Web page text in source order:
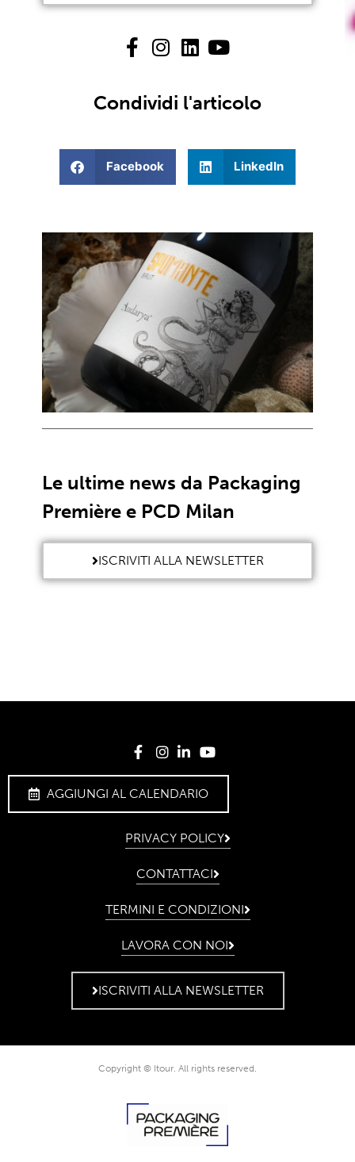
Condividi l'articolo
Facebook LinkedIn
Le ultime news da Packaging
Première e PCD Milan
ISCRIVITI ALLA NEWSLETTER
AGGIUNGI AL CALENDARIO
PRIVACY POLICY
CONTATTACI
TERMINI E CONDIZIONI
LAVORA CON NOI
ISCRIVITI ALLA NEWSLETTER
Copyright © Itour. All rights reserved.